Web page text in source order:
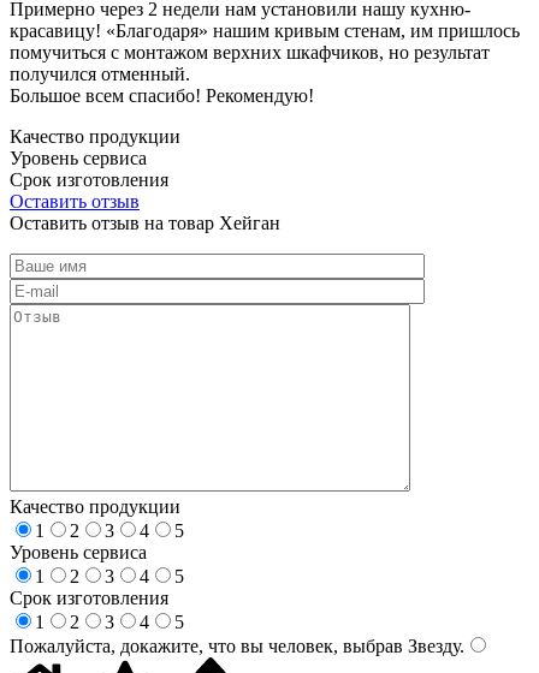
Примерно через 2 недели нам установили нашу кухню-
красавицу! «Благодаря» нашим кривым стенам, им пришлось
помучиться с монтажом верхних шкафчиков, но результат
получился отменный.
Большое всем спасибо! Рекомендую!
Качество продукции
Уровень сервиса
Срок изготовления
Оставить отзыв
Оставить отзыв на товар Хейган
Качество продукции
1
2 3 4
5
Уровень сервиса
1
2 3 4
5
Срок изготовления
1
2 3 4
5
Пожалуйста, докажите, что вы человек, выбрав Звезду.